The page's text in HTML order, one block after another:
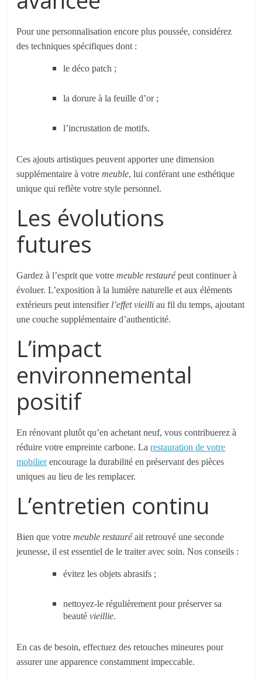
Pour une personnalisation encore plus poussée, considérez
des techniques spécifiques dont :
le déco patch ;
la dorure à la feuille d’or ;
l’incrustation de motifs.
Ces ajouts artistiques peuvent apporter une dimension
supplémentaire à votremeuble, lui conférant une esthétique
unique qui reflète votre style personnel.
Les évolutions
futures
Gardez à l’esprit que votremeuble restaurépeut continuer à
évoluer. L’exposition à la lumière naturelle et aux éléments
extérieurs peut intensifier l’effet vieilliau fil du temps, ajoutant
une couche supplémentaire d’authenticité.
L’impact
environnemental
positif
En rénovant plutôt qu’en achetant neuf, vous contribuerez à
réduire votre empreinte carbone. Larestauration de votre
mobilier encourage la durabilité en préservant des pièces
uniques au lieu de les remplacer.
L’entretien continu
Bien que votremeuble restauréait retrouvé une seconde
jeunesse, il est essentiel de le traiter avec soin. Nos conseils :
évitez les objets abrasifs ;
nettoyez-le régulièrement pour préserver sa
beautévieillie.
En cas de besoin, effectuez des retouches mineures pour
assurer une apparence constamment impeccable.